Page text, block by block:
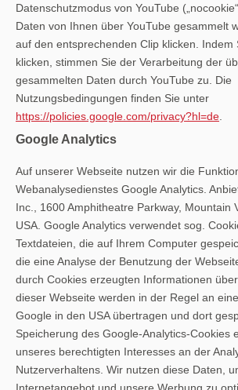
Datenschutzmodus von YouTube
Daten von Ihnen über YouTube gesammelt
auf den entsprechenden Clip klicken. Indem
klicken, stimmen Sie der Verarbeitung der
gesammelten Daten durch YouTube zu. Die
Nutzungsbedingungen finden Sie unter
https://policies.google.com/privacy?hl=de
Google Analytics
Auf unserer Webseite nutzen wir die
Webanalysedienstes Google Analytics.
Inc., 1600 Amphitheatre Parkway, Mountain
USA. Google Analytics verwendet sog.
Textdateien, die auf Ihrem Computer
die eine Analyse der Benutzung der
durch Cookies erzeugten Informationen
dieser Webseite werden in der Regel an
Google in den USA übertragen und dort
Speicherung des Google-Analytics-Cookies
unseres berechtigten Interesses an der
Nutzerverhaltens. Wir nutzen diese Daten,